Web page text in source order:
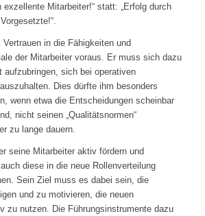
exzellente Mitarbeiter!“ statt: „Erfolg durch
in die Fähigkeiten und
der Mitarbeiter voraus. Er muss sich dazu
aufzubringen, sich bei operativen
Dies dürfte ihm besonders
wenn etwa die Entscheidungen scheinbar
nicht seinen „Qualitätsnormen“
zu lange dauern.
seine Mitarbeiter aktiv fördern und
diese in die neue Rollenverteilung
Sein Ziel muss es dabei sein, die
und zu motivieren, die neuen
zu nutzen. Die Führungsinstrumente dazu